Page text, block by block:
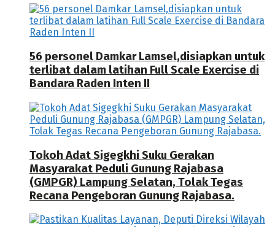
56 personel Damkar Lamsel,disiapkan untuk
terlibat dalam latihan Full Scale Exercise di
Bandara Raden Inten II
Tokoh Adat Sigegkhi Suku Gerakan
Masyarakat Peduli Gunung Rajabasa
(GMPGR) Lampung Selatan, Tolak Tegas
Recana Pengeboran Gunung Rajabasa.